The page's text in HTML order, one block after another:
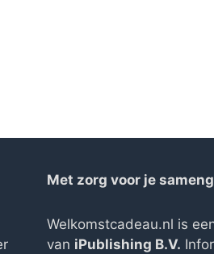
Met zorg voor je
Welkomstcadeau.nl is
van iPublishing B.V.